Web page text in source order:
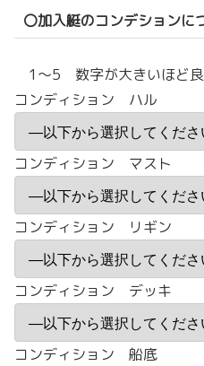
〇加入艇のコンデションに
1～5 数字が大きいほど良
コンディション ハル
コンディション マスト
コンディション リギン
コンディション デッキ
コンディション 船底